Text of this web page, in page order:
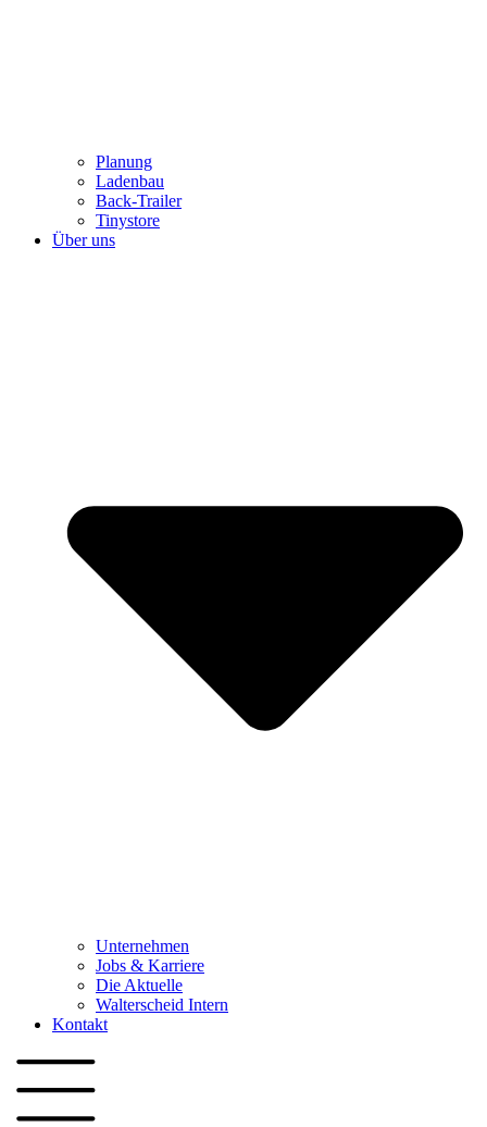
Planung
Ladenbau
Back-Trailer
Tinystore
Über uns
Unternehmen
Jobs & Karriere
Die Aktuelle
Walterscheid Intern
Kontakt